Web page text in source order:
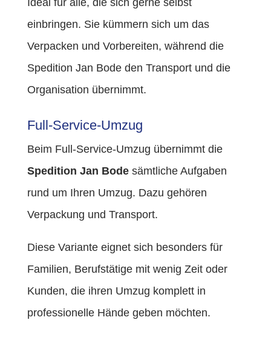
Ideal für alle, die sich gerne selbst
einbringen. Sie kümmern sich um das
Verpacken und Vorbereiten, während die
Spedition Jan Bode den Transport und die
Organisation übernimmt.
Full-Service-Umzug
Beim Full-Service-Umzug übernimmt die
Spedition Jan Bodesämtliche Aufgaben
rund um Ihren Umzug. Dazu gehören
Verpackung und Transport.
Diese Variante eignet sich besonders für
Familien, Berufstätige mit wenig Zeit oder
Kunden, die ihren Umzug komplett in
professionelle Hände geben möchten.